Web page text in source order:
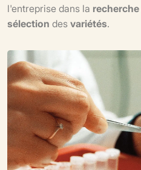
l'entreprise dans la recherche
sélection desvariétés.